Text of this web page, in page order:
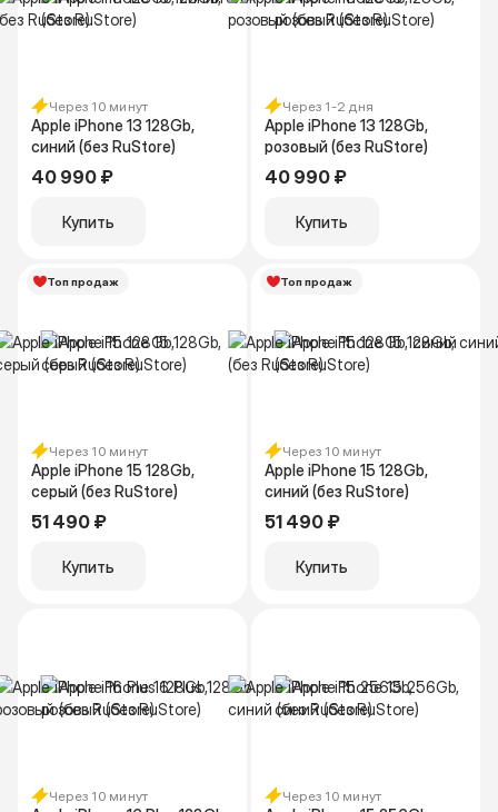
Через 10 минут
Apple iPhone 13 128Gb,
синий (без RuStore)
40 990 ₽
Купить
Через 1-2 дня
Apple iPhone 13 128Gb,
розовый (без RuStore)
40 990 ₽
Купить
Топ продаж
Через 10 минут
Apple iPhone 15 128Gb,
серый (без RuStore)
51 490 ₽
Купить
Топ продаж
Через 10 минут
Apple iPhone 15 128Gb,
синий (без RuStore)
51 490 ₽
Купить
Через 10 минут Через 10 минут